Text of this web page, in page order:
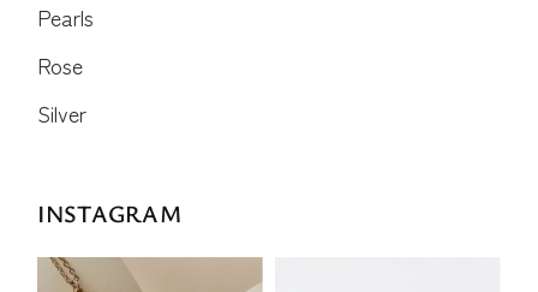
Pearls
Rose
Silver
INSTAGRAM